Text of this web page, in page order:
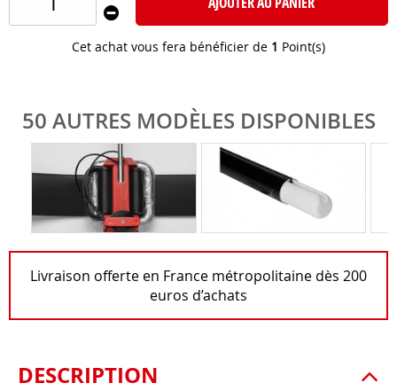
Cet achat vous fera bénéficier de 1 Point(s)
Livraison offerte en France métropolitaine dès 200
euros d’achats
50 AUTRES MODÈLES DISPONIBLES
DESCRIPTION